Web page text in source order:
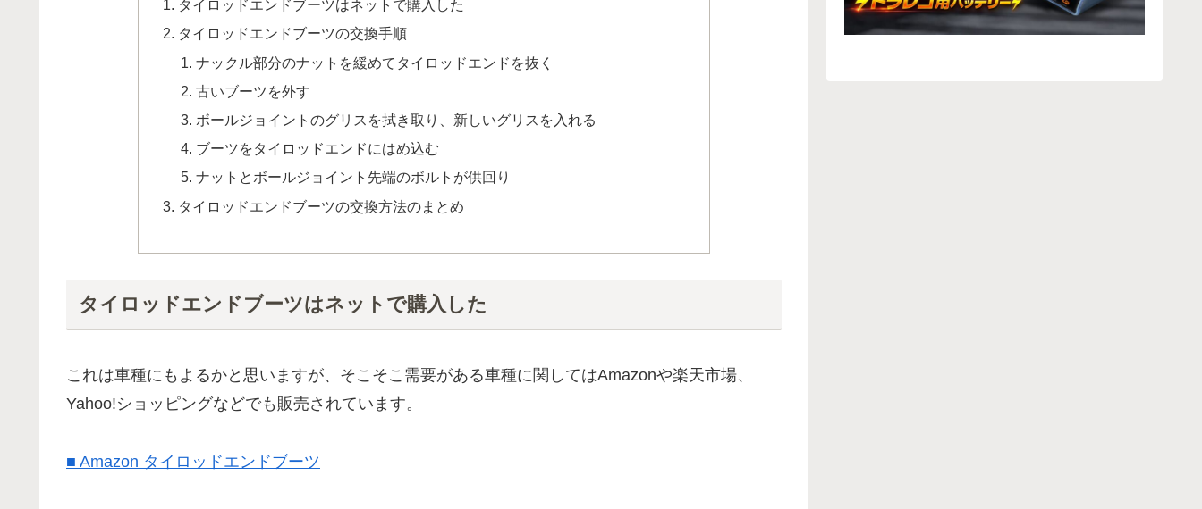
タイロッドエンドブーツはネットで購入した
タイロッドエンドブーツの交換手順
ナックル部分のナットを緩めてタイロッドエンドを抜く
古いブーツを外す
ボールジョイントのグリスを拭き取り、新しいグリスを入れる
ブーツをタイロッドエンドにはめ込む
ナットとボールジョイント先端のボルトが供回り
タイロッドエンドブーツの交換方法のまとめ
タイロッドエンドブーツはネットで購入した
これは車種にもよるかと思いますが、そこそこ需要がある車種に関してはAmazonや楽天市場、
Yahoo!ショッピングなどでも販売されています。
■ Amazon タイロッドエンドブーツ